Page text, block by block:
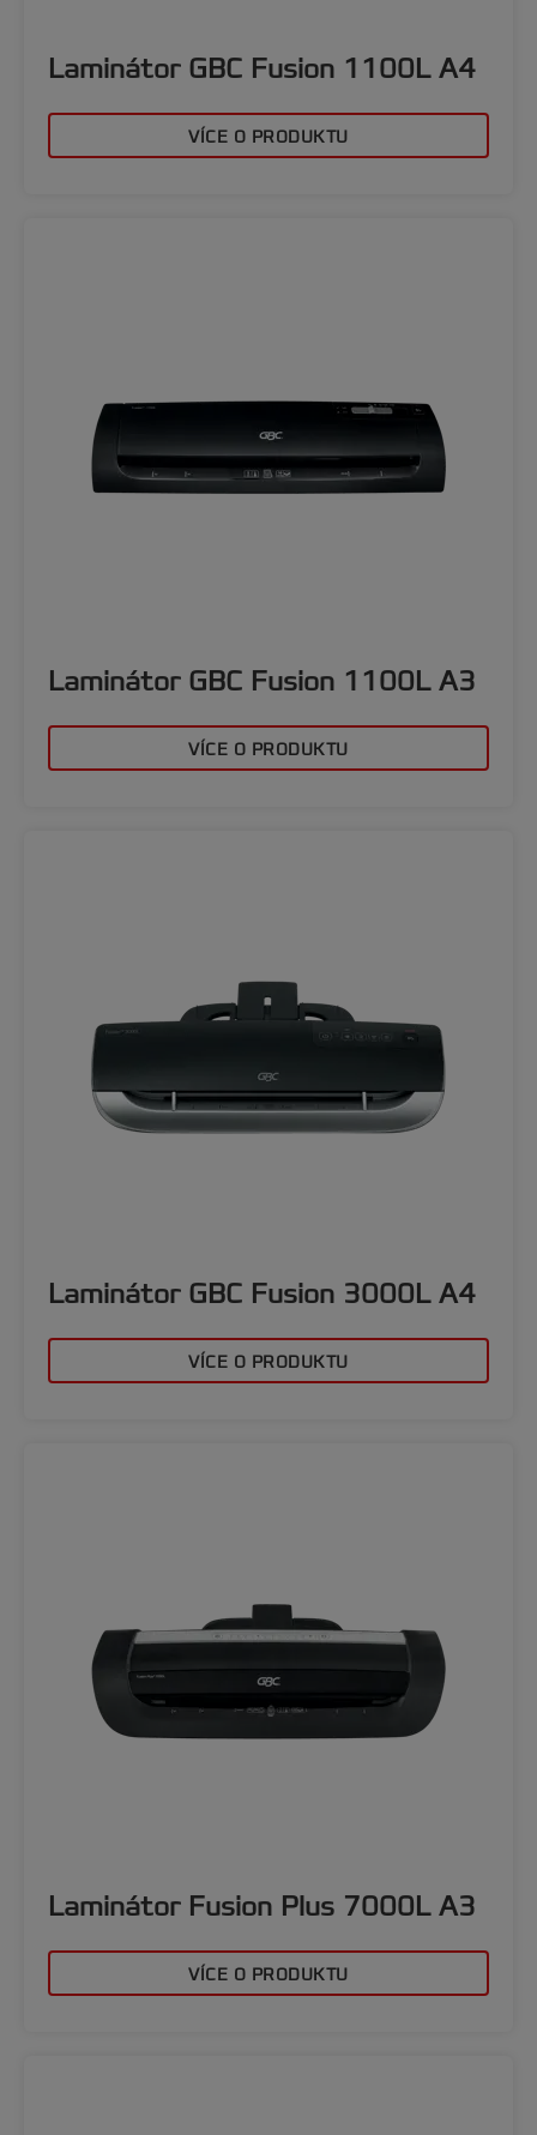
Laminátor GBC Fusion 1100L A4
VÍCE O PRODUKTU
Laminátor GBC Fusion 1100L A3
VÍCE O PRODUKTU
Laminátor GBC Fusion 3000L A4
VÍCE O PRODUKTU
Laminátor Fusion Plus 7000L A3
VÍCE O PRODUKTU